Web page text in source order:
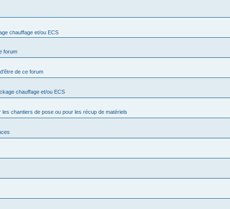
chauffage et/ou ECS
forum
de ce forum
chauffage et/ou ECS
les chantiers de pose ou pour les récup de matériels